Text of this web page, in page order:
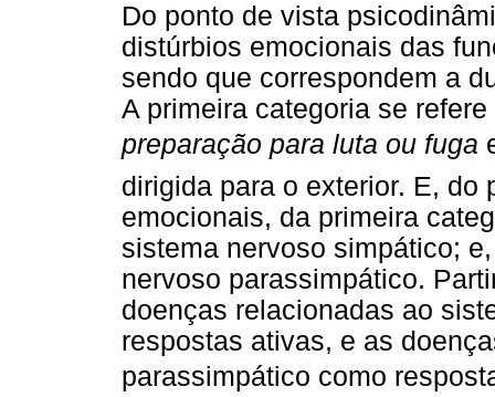
Do ponto de vista
distúrbios emocionais das
sendo que correspondem a
A primeira categoria se
preparação para luta ou fuga
dirigida para o exterior. E,
emocionais, da primeira
sistema nervoso simpático;
nervoso parassimpático.
doenças relacionadas ao
respostas ativas, e as
parassimpático como